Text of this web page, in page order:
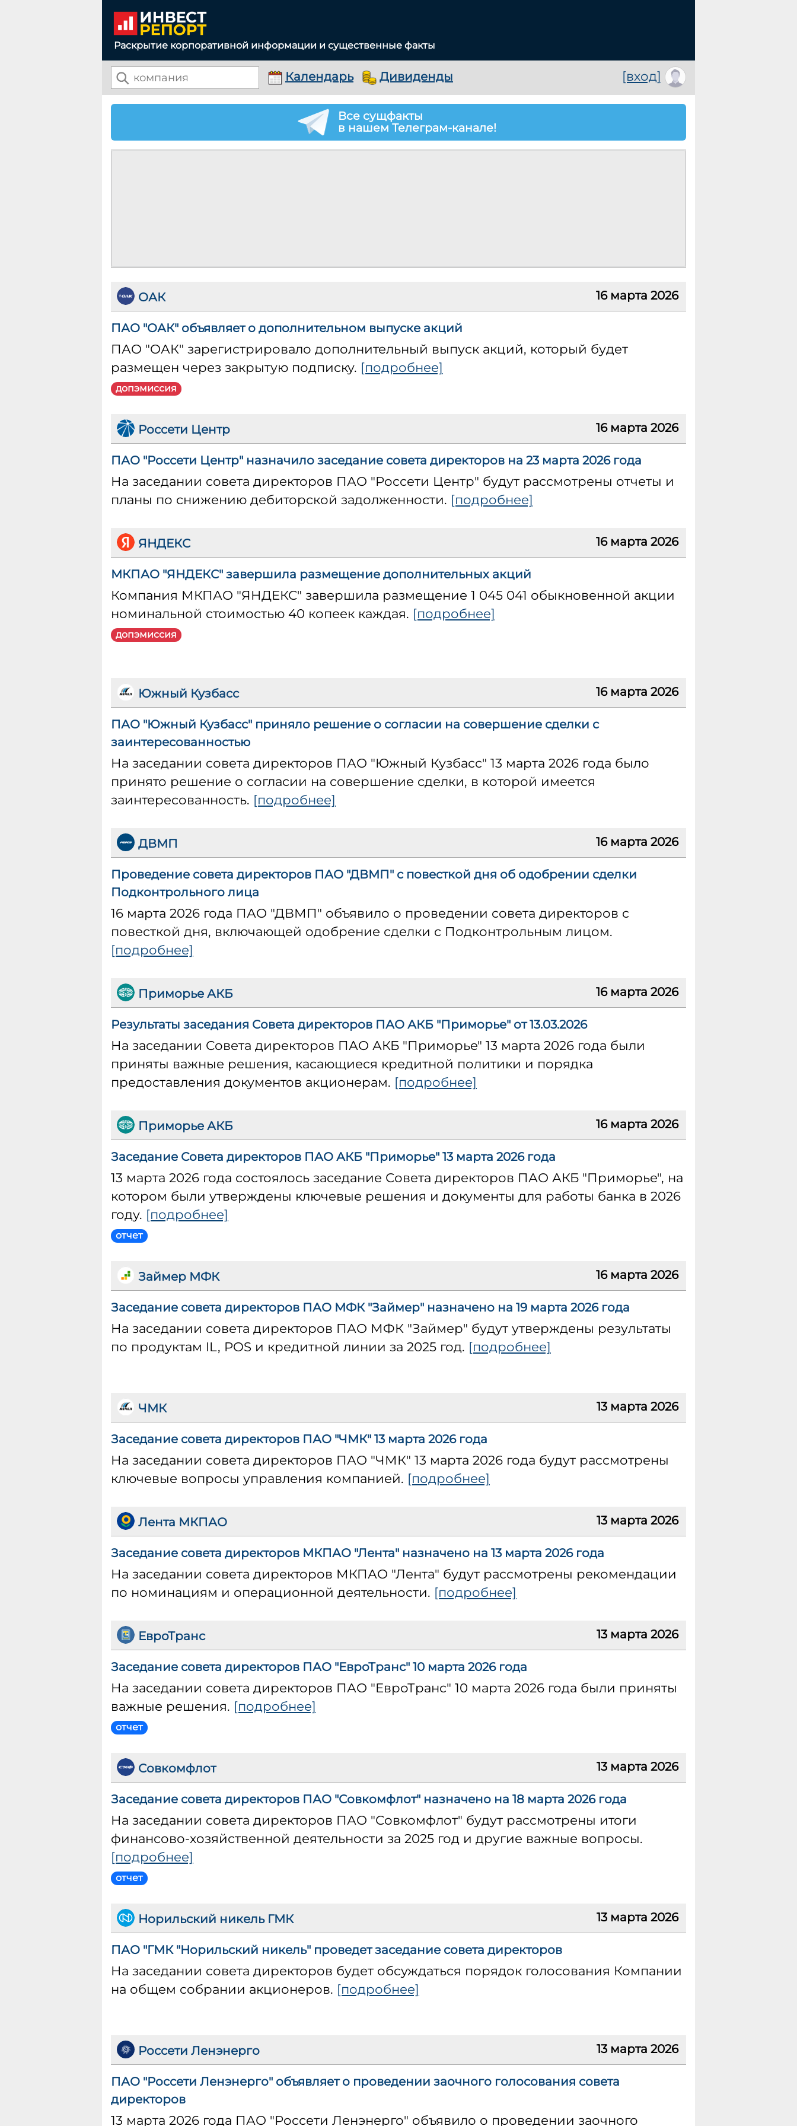
Раскрытие корпоративной информации и существенные факты
Календарь Дивиденды [вход]
Все сущфакты
в нашем Телеграм-канале!
ОАК 16 марта 2026
ПАО "ОАК" объявляет о дополнительном выпуске акций
ПАО "ОАК" зарегистрировало дополнительный выпуск акций, который будет
размещен через закрытую подписку. [подробнее]
допэмиссия
Россети Центр 16 марта 2026
ПАО "Россети Центр" назначило заседание совета директоров на 23 марта 2026 года
На заседании совета директоров ПАО "Россети Центр" будут рассмотрены отчеты и
планы по снижению дебиторской задолженности. [подробнее]
ЯНДЕКС 16 марта 2026
МКПАО "ЯНДЕКС" завершила размещение дополнительных акций
Компания МКПАО "ЯНДЕКС" завершила размещение 1 045 041 обыкновенной акции
номинальной стоимостью 40 копеек каждая. [подробнее]
допэмиссия
Южный Кузбасс 16 марта 2026
ПАО "Южный Кузбасс" приняло решение о согласии на совершение сделки с
заинтересованностью
На заседании совета директоров ПАО "Южный Кузбасс" 13 марта 2026 года было
принято решение о согласии на совершение сделки, в которой имеется
заинтересованность. [подробнее]
ДВМП 16 марта 2026
Проведение совета директоров ПАО "ДВМП" с повесткой дня об одобрении сделки
Подконтрольного лица
16 марта 2026 года ПАО "ДВМП" объявило о проведении совета директоров с
повесткой дня, включающей одобрение сделки с Подконтрольным лицом.
[подробнее]
Приморье АКБ 16 марта 2026
Результаты заседания Совета директоров ПАО АКБ "Приморье" от 13.03.2026
На заседании Совета директоров ПАО АКБ "Приморье" 13 марта 2026 года были
приняты важные решения, касающиеся кредитной политики и порядка
предоставления документов акционерам. [подробнее]
Приморье АКБ 16 марта 2026
Заседание Совета директоров ПАО АКБ "Приморье" 13 марта 2026 года
13 марта 2026 года состоялось заседание Совета директоров ПАО АКБ "Приморье", на
котором были утверждены ключевые решения и документы для работы банка в 2026
году. [подробнее]
отчет
Займер МФК 16 марта 2026
Заседание совета директоров ПАО МФК "Займер" назначено на 19 марта 2026 года
На заседании совета директоров ПАО МФК "Займер" будут утверждены результаты
по продуктам IL, POS и кредитной линии за 2025 год. [подробнее]
ЧМК 13 марта 2026
Заседание совета директоров ПАО "ЧМК" 13 марта 2026 года
На заседании совета директоров ПАО "ЧМК" 13 марта 2026 года будут рассмотрены
ключевые вопросы управления компанией. [подробнее]
Лента МКПАО 13 марта 2026
Заседание совета директоров МКПАО "Лента" назначено на 13 марта 2026 года
На заседании совета директоров МКПАО "Лента" будут рассмотрены рекомендации
по номинациям и операционной деятельности. [подробнее]
ЕвроТранс 13 марта 2026
Заседание совета директоров ПАО "ЕвроТранс" 10 марта 2026 года
На заседании совета директоров ПАО "ЕвроТранс" 10 марта 2026 года были приняты
важные решения. [подробнее]
отчет
Совкомфлот 13 марта 2026
Заседание совета директоров ПАО "Совкомфлот" назначено на 18 марта 2026 года
На заседании совета директоров ПАО "Совкомфлот" будут рассмотрены итоги
финансово-хозяйственной деятельности за 2025 год и другие важные вопросы.
[подробнее]
отчет
Норильский никель ГМК 13 марта 2026
ПАО "ГМК "Норильский никель" проведет заседание совета директоров
На заседании совета директоров будет обсуждаться порядок голосования Компании
на общем собрании акционеров. [подробнее]
Россети Ленэнерго 13 марта 2026
ПАО "Россети Ленэнерго" объявляет о проведении заочного голосования совета
директоров
13 марта 2026 года ПАО "Россети Ленэнерго" объявило о проведении заочного